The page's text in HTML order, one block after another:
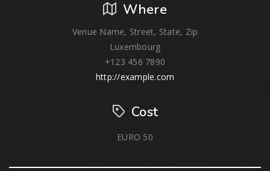
Where
Venue Name, Street, State, Zip
Luxembourg
+123 456 7890
http://example.com
Cost
EURO 50